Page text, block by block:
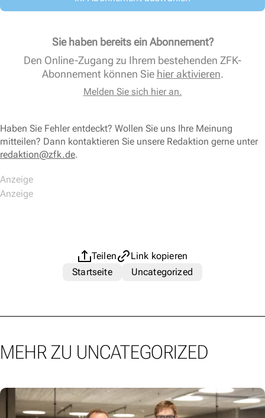
Sie haben bereits ein Abonnement?
Den Online-Zugang zu Ihrem bestehenden ZFK-
Abonnement können Sie hier aktivieren.
Melden Sie sich hier an.
Haben Sie Fehler entdeckt? Wollen Sie uns Ihre Meinung
mitteilen? Dann kontaktieren Sie unsere Redaktion gerne unter
redaktion@zfk.de.
Teilen
Link kopieren
Startseite
Uncategorized
MEHR ZU UNCATEGORIZED